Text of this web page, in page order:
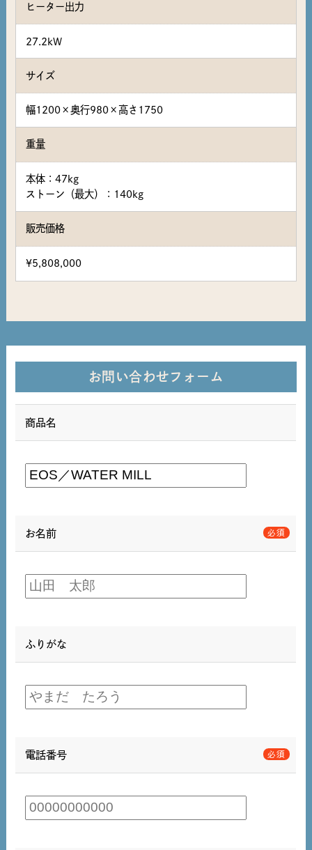
ヒーター出力
27.2kW
サイズ
幅1200×奥行980×高さ1750
重量
本体：47kg
ストーン（最大）：140kg
販売価格
¥5,808,000
お問い合わせフォーム
商品名
お名前
ふりがな
電話番号